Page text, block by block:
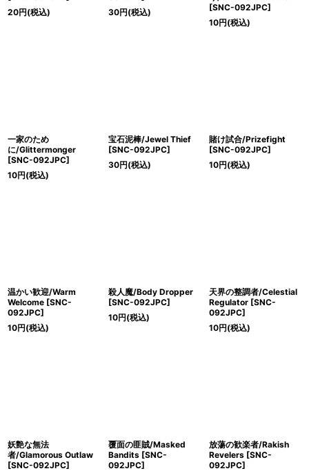
20円(税込)
30円(税込)
[SNC-092JPC]
10円(税込)
一家のため
に/Glittermonger
[SNC-092JPC]
10円(税込)
宝石泥棒/Jewel Thief
[SNC-092JPC]
30円(税込)
賭け試合/Prizefight
[SNC-092JPC]
10円(税込)
温かい歓迎/Warm
Welcome [SNC-
092JPC]
10円(税込)
殺人魔/Body Dropper
[SNC-092JPC]
10円(税込)
天界の整調者/Celestial
Regulator [SNC-
092JPC]
10円(税込)
妖艶な無法
者/Glamorous Outlaw
[SNC-092JPC]
覆面の匪賊/Masked
Bandits [SNC-
092JPC]
放蕩の歓楽者/Rakish
Revelers [SNC-
092JPC]